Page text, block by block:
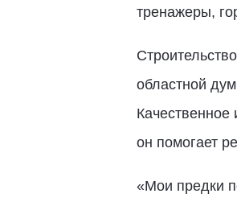
тренажеры,
областной
он помогает
«Мои предки